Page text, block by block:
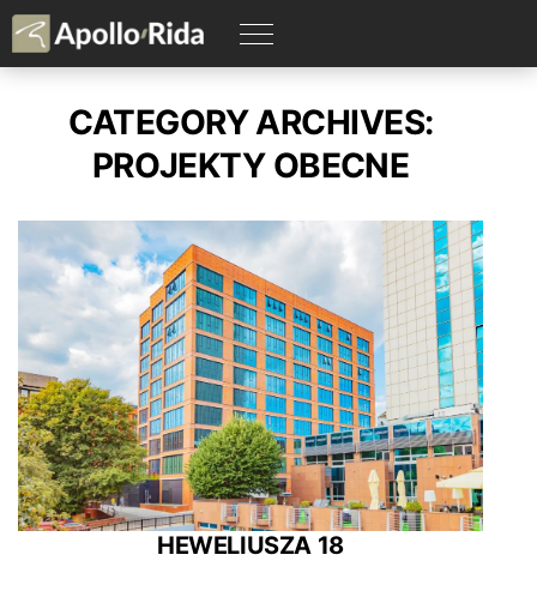
CATEGORY ARCHIVES:
PROJEKTY OBECNE
HEWELIUSZA 18